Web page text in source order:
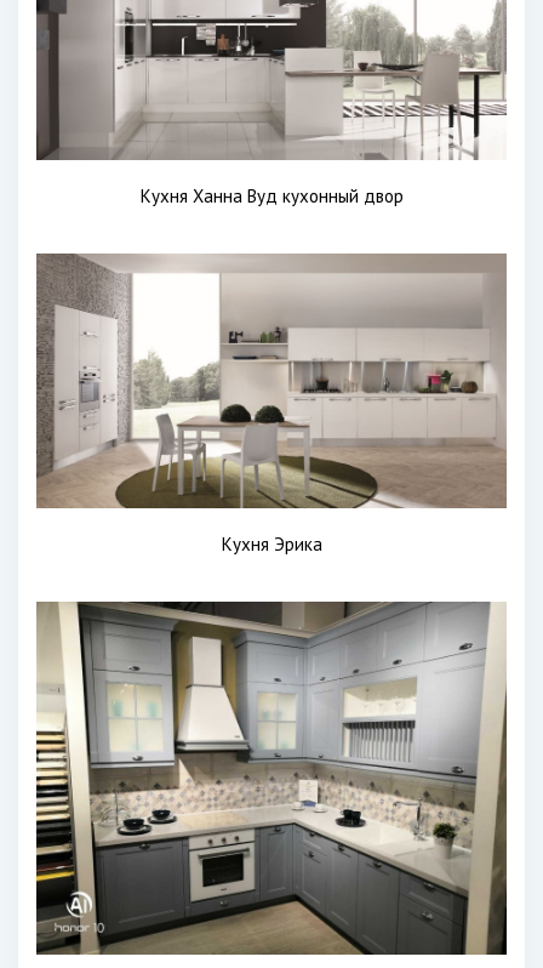
Кухня Ханна Вуд кухонный двор
Кухня Эрика